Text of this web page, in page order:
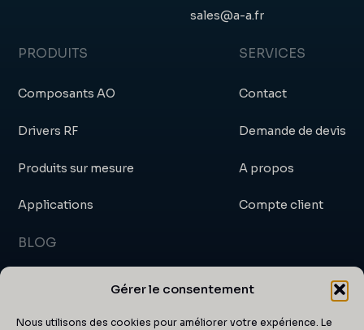
Gérer le consentement
Nous utilisons des cookies pour améliorer votre expérience. Le
sales@a-a.fr
PRODUITS
Composants AO
Drivers RF
Produits sur mesure
Applications
SERVICES
Contact
Demande de devis
A propos
Compte client
BLOG
Actualités et événements